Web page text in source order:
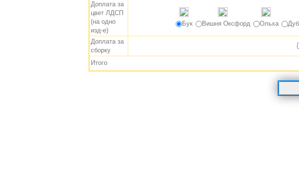
Доплата за
цвет ЛДСП
(на одно
изд-е)
Бук Вишня Оксфорд Ольха
Доплата за
сборку
Итого